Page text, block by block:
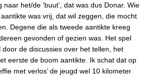
het/de ‘buut’, dat was dus Donar. Wie
was vrij, dat wil zeggen, die mocht
Degene die als tweede aantikte kreeg
gevonden of gezien was. Het spel
de discussies over het tellen, het
eerste de boom aantikte. Ik schat dat op
met verlos’ de jeugd wel 10 kilometer